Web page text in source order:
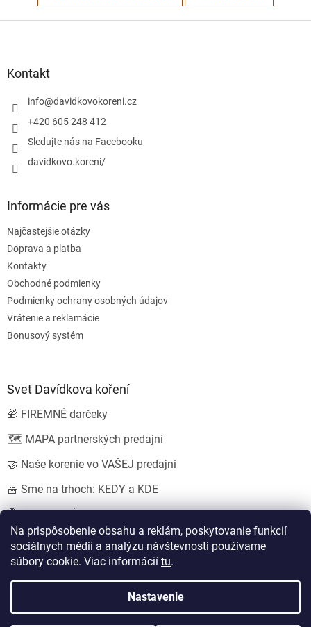
Na prispôsobenie obsahu a reklám, poskytovanie funkcií
sociálnych médií a analýzu návštevnosti používame
súbory cookie. Viac informácií tu.
Nastavenie
Kontakt
info@davidkovokoreni.cz
+420 605 248 412
Sledujte nás na Facebooku
davidkovo.koreni/
Informácie pre vás
Najčastejšie otázky
Doprava a platba
Kontakty
Obchodné podmienky
Podmienky ochrany osobných údajov
Vrátenie a reklamácie
Bonusový systém
Svet Davídkova koření
🎁 FIREMNÉ darčeky
🗺️ MAPA partnerských predajní
🤝 Naše korenie vo VAŠEJ predajni
🧺 Sme na trhoch: KEDY a KDE
💍 SVADOBNÉ darčeky
EshopyUmíme.cz